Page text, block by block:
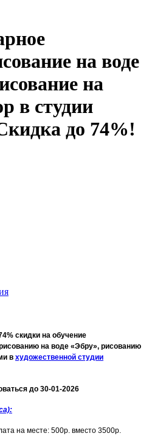
на воде
на
в студии
до 74%!
скидки на обучение
на воде «Эбру», рисованию
в художественной студии
до 30-01-2026
на месте: 500р. вместо 3500р.